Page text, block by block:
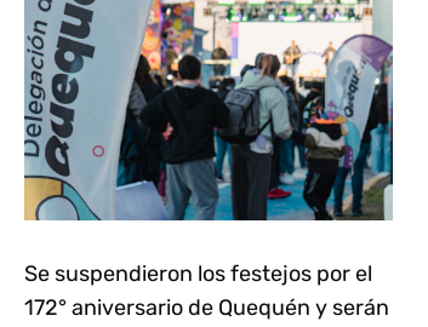
Se suspendieron los festejos por el
172° aniversario de Quequén y serán